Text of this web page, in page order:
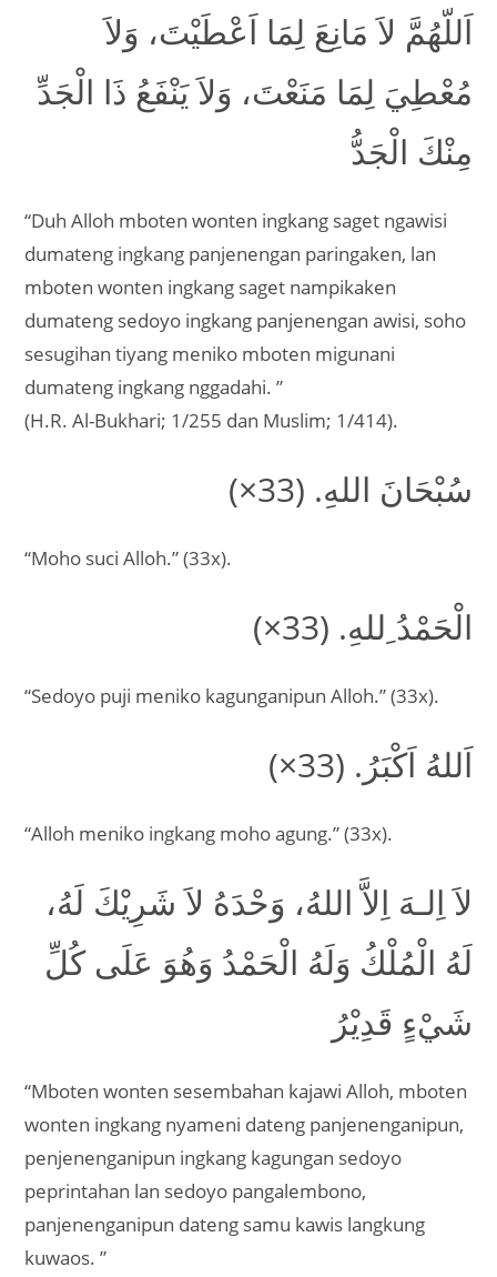
اَللّهُمَّ لاَ مَانِعَ لِمَا اَعْطَيْتَ، وَلاَ
مُعْطِيَ لِمَا مَنَعْتَ، وَلاَ يَنْفَعُ ذَا الْجَدِّ
مِنْكَ الْجَدُّ
“Duh Alloh mboten wonten ingkang saget ngawisi
dumateng ingkang panjenengan paringaken, lan
mboten wonten ingkang saget nampikaken
dumateng sedoyo ingkang panjenengan awisi, soho
sesugihan tiyang meniko mboten migunani
dumateng ingkang nggadahi. ”
(H.R. Al-Bukhari; 1/255 dan Muslim; 1/414).
سُبْحَانَ اللهِ. (33×)
“Moho suci Alloh.” (33x).
الْحَمْدُ ِللهِ. (33×)
“Sedoyo puji meniko kagunganipun Alloh.” (33x).
اَللهُ اَكْبَرُ. (33×)
“Alloh meniko ingkang moho agung.” (33x).
لاَ اِلـهَ اِلاَّ اللهُ، وَحْدَهُ لاَ شَرِيْكَ لَهُ،
لَهُ الْمُلْكُ وَلَهُ الْحَمْدُ وَهُوَ عَلَى كُلِّ
شَيْءٍ قَدِيْرُ
“Mboten wonten sesembahan kajawi Alloh, mboten
wonten ingkang nyameni dateng panjenenganipun,
penjenenganipun ingkang kagungan sedoyo
peprintahan lan sedoyo pangalembono,
panjenenganipun dateng samu kawis langkung
kuwaos. ”